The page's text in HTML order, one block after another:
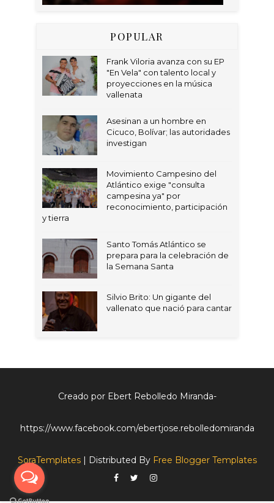
POPULAR
Frank Viloria avanza con su EP
"En Vela" con talento local y
proyecciones en la música
vallenata
Asesinan a un hombre en
Cicuco, Bolívar; las autoridades
investigan
Movimiento Campesino del
Atlántico exige "consulta
campesina ya" por
reconocimiento, participación
y tierra
Santo Tomás Atlántico se
prepara para la celebración de
la Semana Santa
Silvio Brito: Un gigante del
vallenato que nació para cantar
Creado por Ebert Rebolledo Miranda-
https://www.facebook.com/ebertjose.rebolledomiranda
SoraTemplates| Distributed By Free Blogger Templates